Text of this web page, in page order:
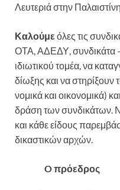
Λευτεριά στην
Καλούμεόλες τις
ΟΤΑ, ΑΔΕΔΥ, συνδικάτα
ιδιωτικού τομέα, να
δίωξης και να στηρίξουν
νομικά και οικονομικά)
δράση των συνδικάτων.
και κάθε είδους
δικαστικών αρχών.
O πρόεδρος